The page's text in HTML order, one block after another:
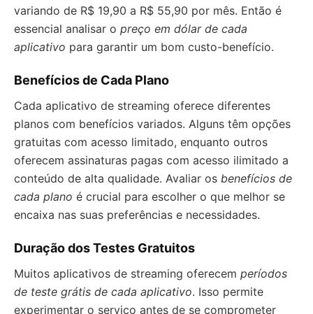
variando de R$ 19,90 a R$ 55,90 por mês. Então é
essencial analisar o preço em dólar de cada
aplicativo para garantir um bom custo-benefício.
Benefícios de Cada Plano
Cada aplicativo de streaming oferece diferentes
planos com benefícios variados. Alguns têm opções
gratuitas com acesso limitado, enquanto outros
oferecem assinaturas pagas com acesso ilimitado a
conteúdo de alta qualidade. Avaliar os benefícios de
cada plano é crucial para escolher o que melhor se
encaixa nas suas preferências e necessidades.
Duração dos Testes Gratuitos
Muitos aplicativos de streaming oferecem períodos
de teste grátis de cada aplicativo. Isso permite
experimentar o serviço antes de se comprometer